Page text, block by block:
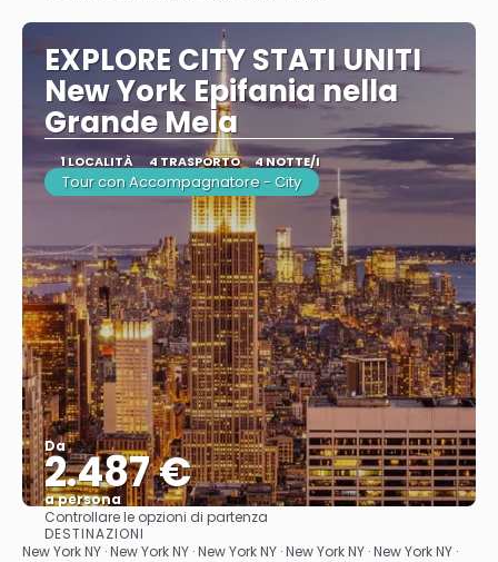
EXPLORE CITY STATI UNITI
New York Epifania nella
Grande Mela
1 LOCALITÀ 4 TRASPORTO 4 NOTTE/I
Tour con Accompagnatore - City
Da
2.487 €
a persona
Vedere
Controllare le opzioni di partenza
DESTINAZIONI
New York NY · New York NY · New York NY · New York NY · New York NY ·